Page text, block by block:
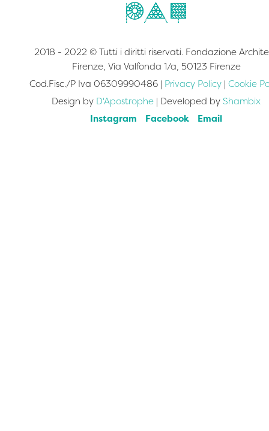
2018 - 2022 © Tutti i diritti riservati. Fondazione
Firenze, Via Valfonda 1/a, 50123 Firenze
Cod.Fisc./P Iva 06309990486 | Privacy Policy| Cookie
Design by D'Apostrophe | Developed by Shambix
Instagram
Facebook Email